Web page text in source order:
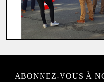
ABONNEZ-VOUS À